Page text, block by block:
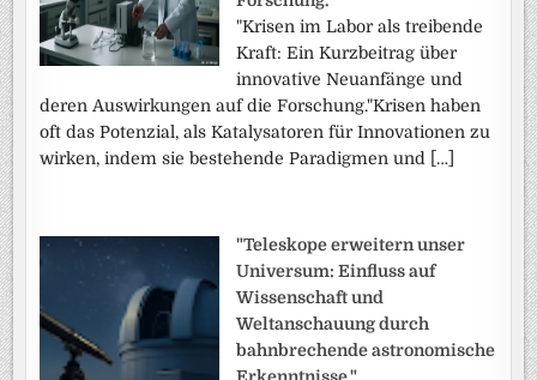
"Krisen im Labor als treibende
Kraft: Ein Kurzbeitrag über
innovative Neuanfänge und
deren Auswirkungen auf die Forschung."Krisen haben
oft das Potenzial, als Katalysatoren für Innovationen zu
wirken, indem sie bestehende Paradigmen und […]
"Teleskope erweitern unser
Universum: Einfluss auf
Wissenschaft und
Weltanschauung durch
bahnbrechende astronomische